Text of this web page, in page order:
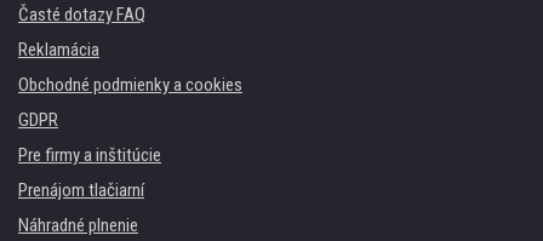
Časté dotazy FAQ
Reklamácia
Obchodné podmienky a cookies
GDPR
Pre firmy a inštitúcie
Prenájom tlačiarní
Náhradné plnenie